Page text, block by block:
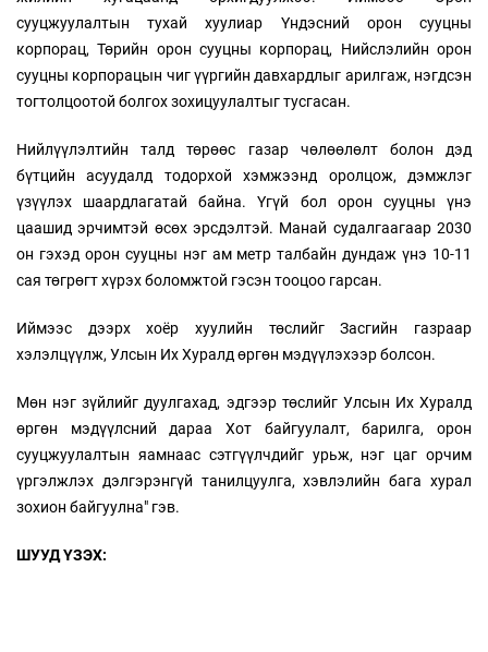
сууцжуулалтын тухай хуулиар Үндэсний орон сууцны
корпорац, Төрийн орон сууцны корпорац, Нийслэлийн орон
сууцны корпорацын чиг үүргийн давхардлыг арилгаж, нэгдсэн
тогтолцоотой болгох зохицуулалтыг тусгасан.
Нийлүүлэлтийн талд төрөөс газар чөлөөлөлт болон дэд
бүтцийн асуудалд тодорхой хэмжээнд оролцож, дэмжлэг
үзүүлэх шаардлагатай байна. Үгүй бол орон сууцны үнэ
цаашид эрчимтэй өсөх эрсдэлтэй. Манай судалгаагаар 2030
он гэхэд орон сууцны нэг ам метр талбайн дундаж үнэ 10-11
сая төгрөгт хүрэх боломжтой гэсэн тооцоо гарсан.
Иймээс дээрх хоёр хуулийн төслийг Засгийн газраар
хэлэлцүүлж, Улсын Их Хуралд өргөн мэдүүлэхээр болсон.
Мөн нэг зүйлийг дуулгахад, эдгээр төслийг Улсын Их Хуралд
өргөн мэдүүлсний дараа Хот байгуулалт, барилга, орон
сууцжуулалтын яамнаас сэтгүүлчдийг урьж, нэг цаг орчим
үргэлжлэх дэлгэрэнгүй танилцуулга, хэвлэлийн бага хурал
зохион байгуулна" гэв.
ШУУД ҮЗЭХ: